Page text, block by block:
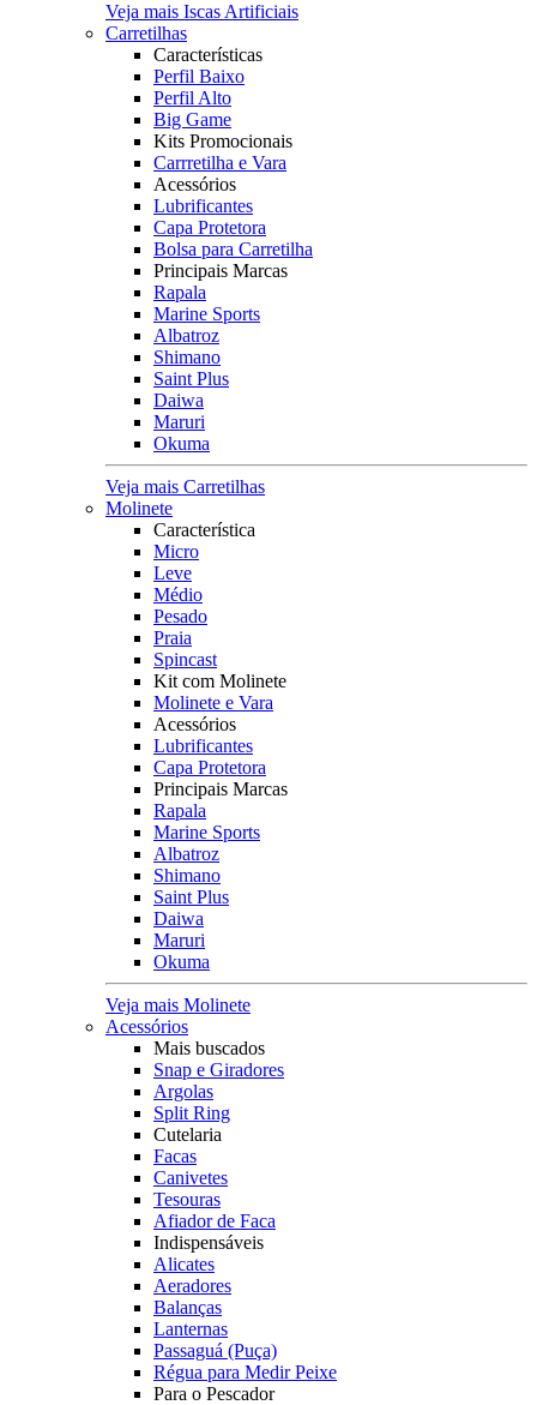
Veja mais Iscas Artificiais
Carretilhas
Características
Perfil Baixo
Perfil Alto
Big Game
Kits Promocionais
Carrretilha e Vara
Acessórios
Lubrificantes
Capa Protetora
Bolsa para Carretilha
Principais Marcas
Rapala
Marine Sports
Albatroz
Shimano
Saint Plus
Daiwa
Maruri
Okuma
Veja mais Carretilhas
Molinete
Característica
Micro
Leve
Médio
Pesado
Praia
Spincast
Kit com Molinete
Molinete e Vara
Acessórios
Lubrificantes
Capa Protetora
Principais Marcas
Rapala
Marine Sports
Albatroz
Shimano
Saint Plus
Daiwa
Maruri
Okuma
Veja mais Molinete
Acessórios
Mais buscados
Snap e Giradores
Argolas
Split Ring
Cutelaria
Facas
Canivetes
Tesouras
Afiador de Faca
Indispensáveis
Alicates
Aeradores
Balanças
Lanternas
Passaguá (Puça)
Régua para Medir Peixe
Para o Pescador